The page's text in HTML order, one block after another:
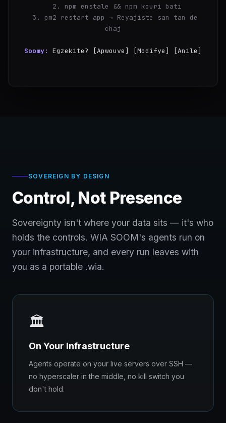
  2. npm enstale && npm kouri bati
chaj
Soomy:
Egzekite? [Apwouve] [Modifye] [Anile]
SOVEREIGN BY DESIGN
Control, Not Presence
Sovereignty isn't where your data sits — it's who
holds the controls. WIA SOOM's agents run on
your infrastructure, and every run leaves with
you as a portable .wia.
🏛️
On Your Infrastructure
Agents operate on your live servers over SSH —
no hyperscaler in the middle, no kill switch you
don't hold.